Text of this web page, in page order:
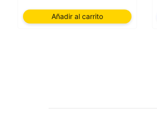
Añadir al carrito